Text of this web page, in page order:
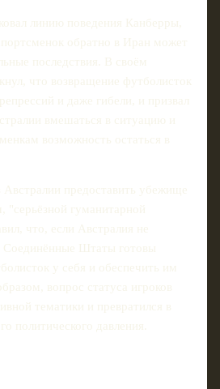
линию поведения Канберры,
обратно в Иран может
последствия. В своём
что возвращение футболисток
и даже гибели, и призвал
вмешаться в ситуацию и
возможность остаться в
Австралии предоставить убежище
"серьёзной гуманитарной
что, если Австралия не
Соединённые Штаты готовы
у себя и обеспечить им
вопрос статуса игроков
тематики и превратился в
политического давления.